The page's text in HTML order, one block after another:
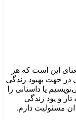
این است که هر
در جهت بهبود زندگی
یا داستانی را
و پود زندگی
ان مسئولیت دارم.